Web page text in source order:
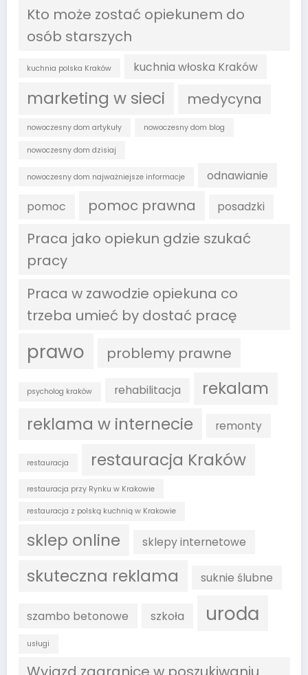
Kto może zostać opiekunem do
osób starszych
kuchnia polska Kraków kuchnia włoska Kraków
marketing w sieci medycyna
nowoczesny dom artykuły nowoczesny dom blog
nowoczesny dom dzisiaj
nowoczesny dom najważniejsze informacje odnawianie
pomoc pomoc prawna posadzki
Praca jako opiekun gdzie szukać
pracy
Praca w zawodzie opiekuna co
trzeba umieć by dostać pracę
prawo problemy prawne
psycholog kraków rehabilitacja
rekalam
reklama w internecie
remonty
restauracja restauracja Kraków
restauracja przy Rynku w Krakowie
restauracja z polską kuchnią w Krakowie
sklep online sklepy internetowe
skuteczna reklama suknie ślubne
szambo betonowe szkoła uroda
usługi